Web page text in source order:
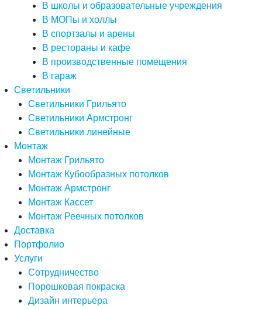
В школы и образовательные учреждения
В МОПы и холлы
В спортзалы и арены
В рестораны и кафе
В производственные помещения
В гараж
Светильники
Светильники Грильято
Светильники Армстронг
Светильники линейные
Монтаж
Монтаж Грильято
Монтаж Кубообразных потолков
Монтаж Армстронг
Монтаж Кассет
Монтаж Реечных потолков
Доставка
Портфолио
Услуги
Сотрудничество
Порошковая покраска
Дизайн интерьера